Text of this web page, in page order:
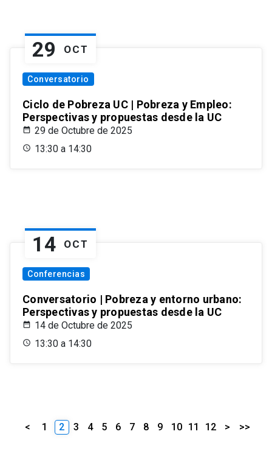
29 OCT
Conversatorio
Ciclo de Pobreza UC | Pobreza y Empleo:
Perspectivas y propuestas desde la UC
29 de Octubre de 2025
13:30 a 14:30
14 OCT
Conferencias
Conversatorio | Pobreza y entorno urbano:
Perspectivas y propuestas desde la UC
14 de Octubre de 2025
13:30 a 14:30
< 1 2 3 4 5 6 7 8 9 10 11 12 > >>